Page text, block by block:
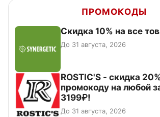
ПРОМОКОДЫ
Скидка 10% на все
До 31 августа, 2026
ROSTIC'S - скидка
промокоду на любой
3199₽!
До 31 августа, 2026